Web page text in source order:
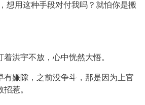
想用这种手段对付我吗？就怕你是搬
洪宇不放，心中恍然大悟。
有嫌隙，之前没争斗，那是因为上官
惹。